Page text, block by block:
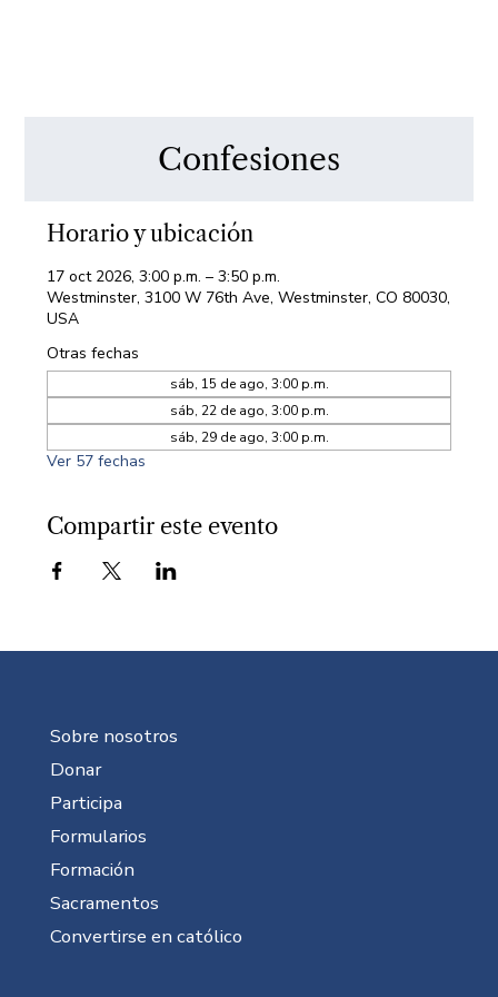
Confesiones
Horario y ubicación
17 oct 2026, 3:00 p.m. – 3:50 p.m.
Westminster, 3100 W 76th Ave, Westminster, CO 80030,
USA
Otras fechas
sáb, 15 de ago, 3:00 p.m.
sáb, 22 de ago, 3:00 p.m.
sáb, 29 de ago, 3:00 p.m.
Ver 57 fechas
Compartir este evento
Sobre nosotros
Donar
Participa
Formularios
Formación
Sacramentos
Convertirse en católico